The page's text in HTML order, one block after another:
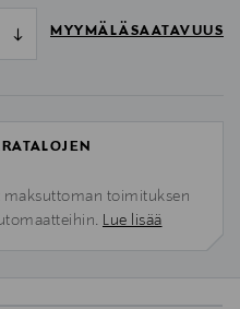
MYYMÄLÄSAATAVUUS
maksuttoman toimituksen
Lue lisää